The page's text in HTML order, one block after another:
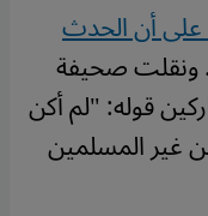
على أن الحدث
ونقلت صحيفة
قوله: "لم أكن
غير المسلمين